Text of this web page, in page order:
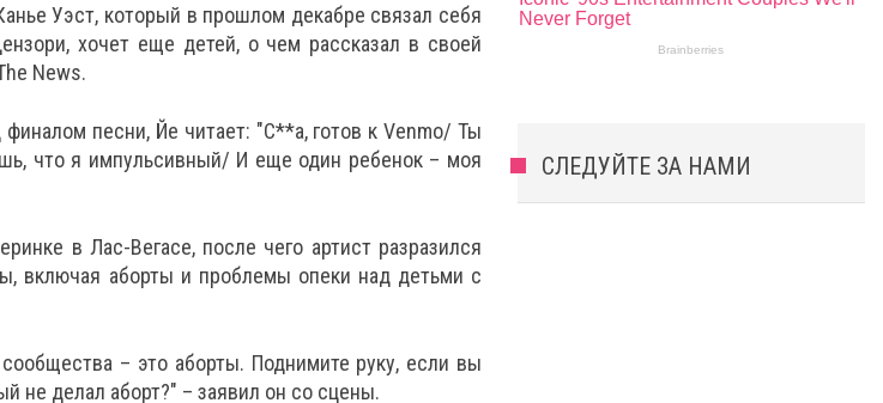
Уэст, который в прошлом декабре связал себя
хочет еще детей, о чем рассказал в своей
News.
песни, Йе читает: "С**а, готов к Venmo/ Ты
что я импульсивный/ И еще один ребенок – моя
в Лас-Вегасе, после чего артист разразился
включая аборты и проблемы опеки над детьми с
– это аборты. Поднимите руку, если вы
не делал аборт?" – заявил он со сцены.
СЛЕДУЙТЕ ЗА НАМИ